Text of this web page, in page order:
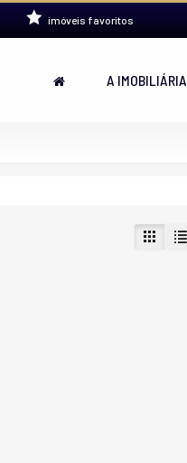
imóveis favoritos
A IMOBILIÁRIA